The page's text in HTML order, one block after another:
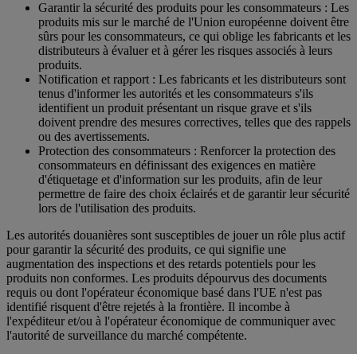
Garantir la sécurité des produits pour les consommateurs : Les
produits mis sur le marché de l'Union européenne doivent être
sûrs pour les consommateurs, ce qui oblige les fabricants et les
distributeurs à évaluer et à gérer les risques associés à leurs
produits.
Notification et rapport : Les fabricants et les distributeurs sont
tenus d'informer les autorités et les consommateurs s'ils
identifient un produit présentant un risque grave et s'ils
doivent prendre des mesures correctives, telles que des rappels
ou des avertissements.
Protection des consommateurs : Renforcer la protection des
consommateurs en définissant des exigences en matière
d'étiquetage et d'information sur les produits, afin de leur
permettre de faire des choix éclairés et de garantir leur sécurité
lors de l'utilisation des produits.
Les autorités douanières sont susceptibles de jouer un rôle plus actif
pour garantir la sécurité des produits, ce qui signifie une
augmentation des inspections et des retards potentiels pour les
produits non conformes. Les produits dépourvus des documents
requis ou dont l'opérateur économique basé dans l'UE n'est pas
identifié risquent d'être rejetés à la frontière. Il incombe à
l'expéditeur et/ou à l'opérateur économique de communiquer avec
l'autorité de surveillance du marché compétente.